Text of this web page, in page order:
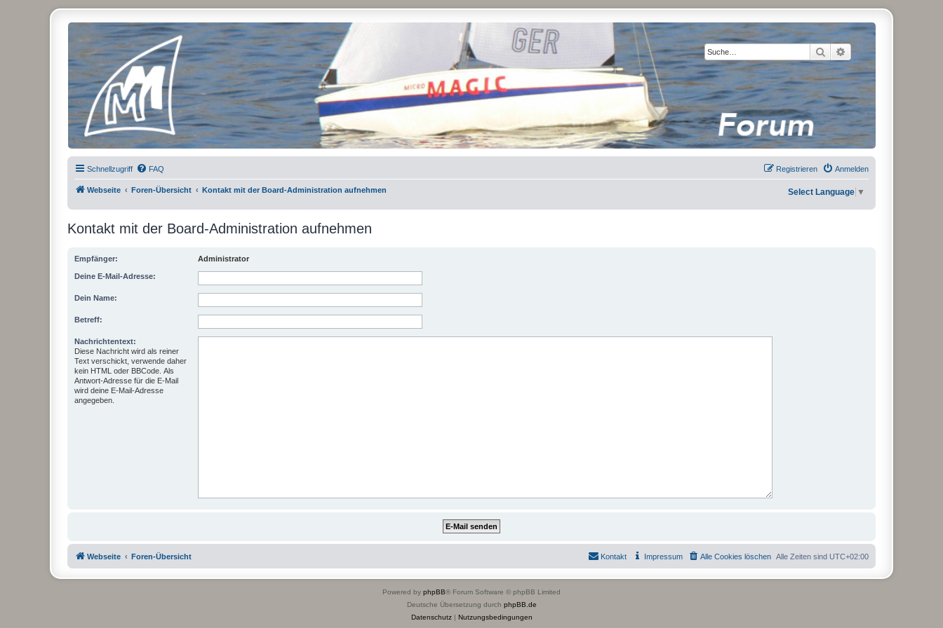
Suche Erweiterte Suche
Micro Magic Forum Deutschland
Schnellzugriff FAQ Anmelden
Registrieren
Webseite Foren-Übersicht Kontakt mit der Board-Administration aufnehmen Select Language ▼
Kontakt mit der Board-Administration aufnehmen
Empfänger: Administrator
Deine E-Mail-Adresse:
Dein Name:
Betreff:
Nachrichtentext:
Diese Nachricht wird als reiner
Text verschickt, verwende daher
kein HTML oder BBCode. Als
Antwort-Adresse für die E-Mail
wird deine E-Mail-Adresse
angegeben.
Webseite Foren-Übersicht Alle Zeiten sind UTC+02:00
Alle Cookies löschen
Impressum
Kontakt
Powered by phpBB® Forum Software © phpBB Limited
Deutsche Übersetzung durch phpBB.de
Datenschutz| Nutzungsbedingungen